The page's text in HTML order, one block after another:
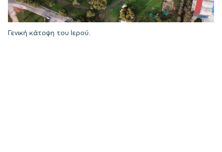
Γενική κάτοψη του Ιερού.